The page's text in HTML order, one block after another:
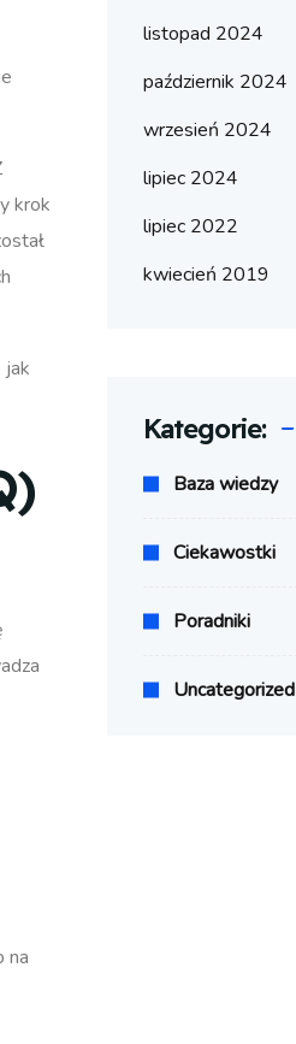
krok
jak
na
listopad 2024
październik 2024
wrzesień 2024
lipiec 2024
lipiec 2022
kwiecień 2019
Kategorie:
Baza wiedzy
Ciekawostki
Poradniki
Uncategorized